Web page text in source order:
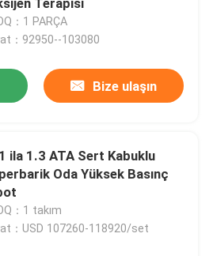
Terapisi
：1 PARÇA
：92950--103080
Bize ulaşın
ila 1.3 ATA Sert Kabuklu
Oda Yüksek Basınç
：1 takım
：USD 107260-118920/set